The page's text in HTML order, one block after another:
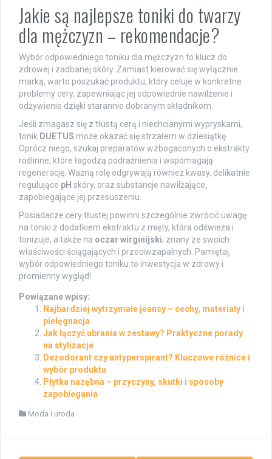
Jakie są najlepsze toniki do twarzy
dla mężczyzn – rekomendacje?
Wybór odpowiedniego toniku dla mężczyzn to klucz do
zdrowej i zadbanej skóry. Zamiast kierować się wyłącznie
marką, warto poszukać produktu, który celuje w konkretne
problemy cery, zapewniając jej odpowiednie nawilżenie i
odżywienie dzięki starannie dobranym składnikom.
Jeśli zmagasz się z tłustą cerą i niechcianymi wypryskami,
tonik DUETUS może okazać się strzałem w dziesiątkę.
Oprócz niego, szukaj preparatów wzbogaconych o ekstrakty
roślinne, które łagodzą podrażnienia i wspomagają
regenerację. Ważną rolę odgrywają również kwasy, delikatnie
regulujące pH skóry, oraz substancje nawilżające,
zapobiegające jej przesuszeniu.
Posiadacze cery tłustej powinni szczególnie zwrócić uwagę
na toniki z dodatkiem ekstraktu z mięty, która odświeża i
tonizuje, a także na oczar wirginijski, znany ze swoich
właściwości ściągających i przeciwzapalnych. Pamiętaj,
wybór odpowiedniego toniku to inwestycja w zdrowy i
promienny wygląd!
Powiązane wpisy:
Najbardziej wytrzymałe jeansy – cechy, materiały i
pielęgnacja
Jak łączyć ubrania w zestawy? Praktyczne porady
na stylizacje
Dezodorant czy antyperspirant? Kluczowe różnice i
wybór produktu
Płytka nazębna – przyczyny, skutki i sposoby
zapobiegania
Moda i uroda